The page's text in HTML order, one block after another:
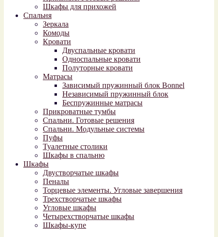
Шкафы для прихожей
Спальня
Зеркала
Комоды
Кровати
Двуспальные кровати
Односпальные кровати
Полуторные кровати
Матрасы
Зависимый пружинный блок Bonnel
Независимый пружинный блок
Беспружинные матрасы
Прикроватные тумбы
Спальни. Готовые решения
Спальни. Модульные системы
Пуфы
Туалетные столики
Шкафы в спальню
Шкафы
Двустворчатые шкафы
Пеналы
Торцевые элементы. Угловые завершения
Трехстворчатые шкафы
Угловые шкафы
Четырехстворчатые шкафы
Шкафы-купе